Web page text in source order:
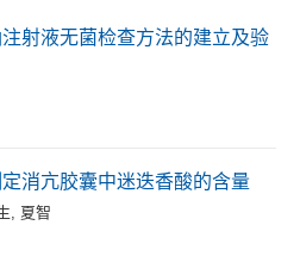
射液无菌检查方法的建立及验
消亢胶囊中迷迭香酸的含量
夏智